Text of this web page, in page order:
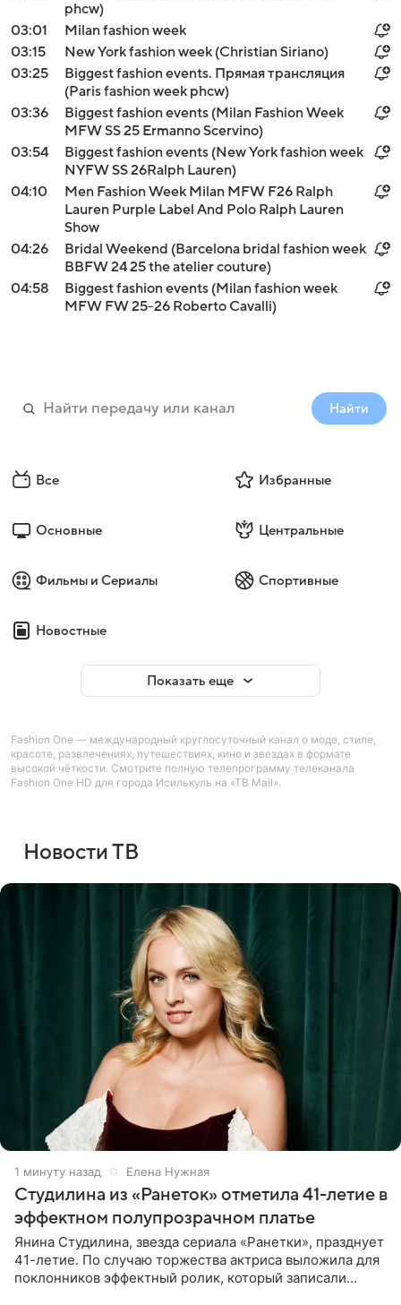
phcw)
03:01
Milan fashion week
03:15
New York fashion week (Christian Siriano)
03:25
Biggest fashion events. Прямая трансляция
(Paris fashion week phcw)
03:36
Biggest fashion events (Milan Fashion Week
MFW SS 25 Ermanno Scervino)
03:54
Biggest fashion events (New York fashion week
NYFW SS 26Ralph Lauren)
04:10
Men Fashion Week Milan MFW F26 Ralph
Lauren Purple Label And Polo Ralph Lauren
Show
04:26
Bridal Weekend (Barcelona bridal fashion week
BBFW 24 25 the atelier couture)
04:58
Biggest fashion events (Milan fashion week
MFW FW 25-26 Roberto Cavalli)
Найти
Все Избранные
Основные Центральные
Фильмы и Сериалы Спортивные
Новостные
Показать еще
Fashion One — международный круглосуточный канал о моде, стиле,
красоте, развлечениях, путешествиях, кино и звездах в формате
высокой чёткости. Смотрите полную телепрограмму телеканала
Fashion One HD для города Исилькуль на «ТВ Mail».
Новости ТВ
1 минуту назад Елена Нужная
Студилина из «Ранеток» отметила 41-летие в
эффектном полупрозрачном платье
Янина Студилина, звезда сериала «Ранетки», празднует
41-летие. По случаю торжества актриса выложила для
поклонников эффектный ролик, который записали